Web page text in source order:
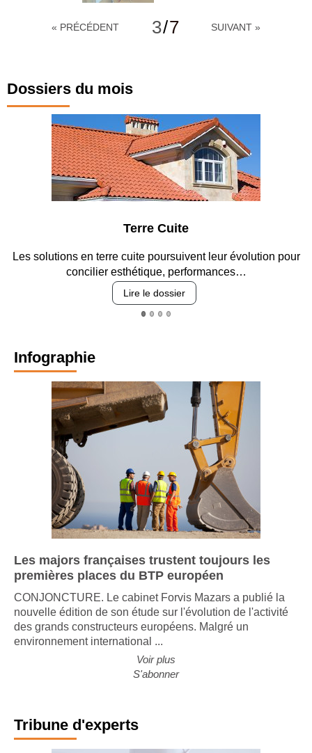
« PRÉCÉDENT 3/7 SUIVANT »
Dossiers du mois
Terre Cuite
Les solutions en terre cuite poursuivent leur évolution pour
concilier esthétique, performances…
Lire le dossier
Infographie
Les majors françaises trustent toujours les
premières places du BTP européen
CONJONCTURE. Le cabinet Forvis Mazars a publié la
nouvelle édition de son étude sur l'évolution de l'activité
des grands constructeurs européens. Malgré un
environnement international ...
Voir plus
S'abonner
Tribune d'experts